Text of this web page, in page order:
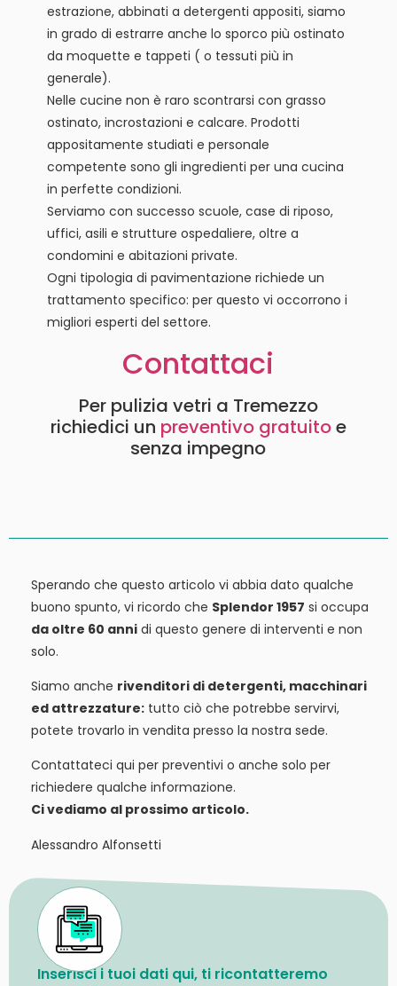
estrazione, abbinati a detergenti appositi, siamo
in grado di estrarre anche lo sporco più ostinato
da moquette e tappeti ( o tessuti più in
generale).
Nelle cucine non è raro scontrarsi con grasso
ostinato, incrostazioni e calcare. Prodotti
appositamente studiati e personale
competente sono gli ingredienti per una cucina
in perfette condizioni.
Serviamo con successo scuole, case di riposo,
uffici, asili e strutture ospedaliere, oltre a
condomini e abitazioni private.
Ogni tipologia di pavimentazione richiede un
trattamento specifico: per questo vi occorrono i
migliori esperti del settore.
Contattaci
Per pulizia vetri a Tremezzo
richiedici un preventivo gratuitoe
senza impegno
Sperando che questo articolo vi abbia dato qualche
buono spunto, vi ricordo che Splendor 1957 si occupa
da oltre 60 anni di questo genere di interventi e non
solo.
Siamo anche rivenditori di detergenti, macchinari
ed attrezzature: tutto ciò che potrebbe servirvi,
potete trovarlo in vendita presso la nostra sede.
Contattateci qui per preventivi o anche solo per
richiedere qualche informazione.
Ci vediamo al prossimo articolo.
Alessandro Alfonsetti
Inserisci i tuoi dati qui, ti ricontatteremo